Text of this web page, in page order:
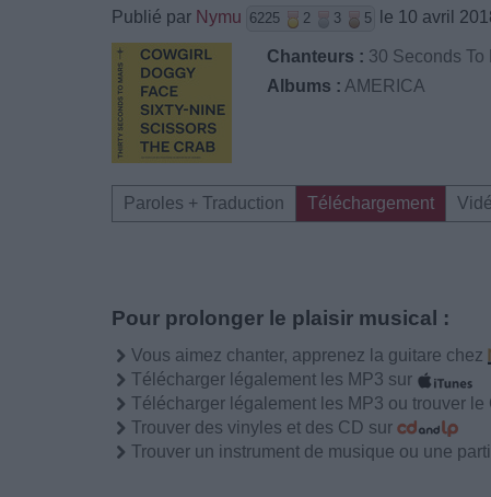
Publié par Nymu 6225 2 3 5 le 10 avril
Chanteurs : 30 Seconds To
Albums : AMERICA
Paroles + Traduction Téléchargement
Pour prolonger le plaisir musical :
Vous aimez chanter, apprenez la guitare chez
Télécharger légalement les MP3 sur
Télécharger légalement les MP3 ou trouver le
Trouver des vinyles et des CD sur
Trouver un instrument de musique ou une